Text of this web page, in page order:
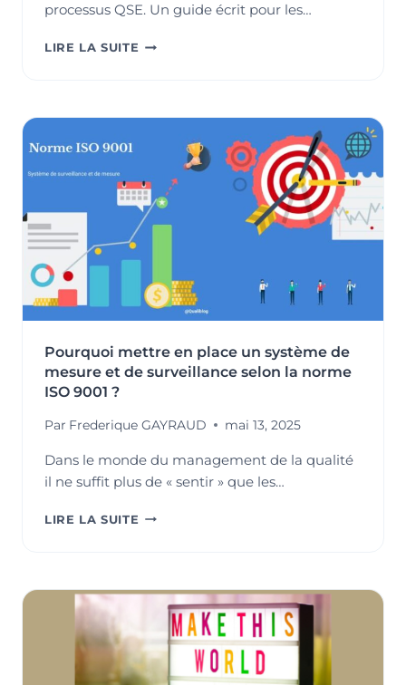
processus QSE. Un guide écrit pour les…
LIRE LA SUITE LIVRE
QSE
FINIR
AVEC
LES
EXCEL
ET
LES
AUDITS
MODE
COMMANDO
Pourquoi mettre en place un système de
mesure et de surveillance selon la norme
ISO 9001 ?
Par Frederique GAYRAUD mai 13, 2025
Dans le monde du management de la qualité
il ne suffit plus de « sentir » que les…
LIRE LA SUITE POURQUOI
UN
SYSTÈME
MESURE
ET
DE